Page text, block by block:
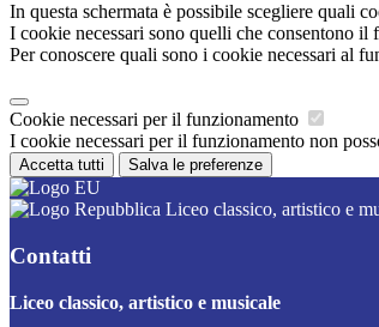
In questa schermata è possibile scegliere quali
I cookie necessari sono quelli che consentono
Per conoscere quali sono i cookie necessari al
Cookie necessari per il funzionamento
I cookie necessari per il funzionamento non
Accetta tutti Salva le preferenze
Liceo classico, artistico e
Contatti
Liceo classico, artistico e musicale